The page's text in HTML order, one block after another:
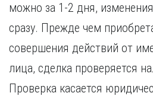
можно за 1-2 дня,
сразу. Прежде чем
совершения действий от
лица, сделка проверяется
Проверка касается